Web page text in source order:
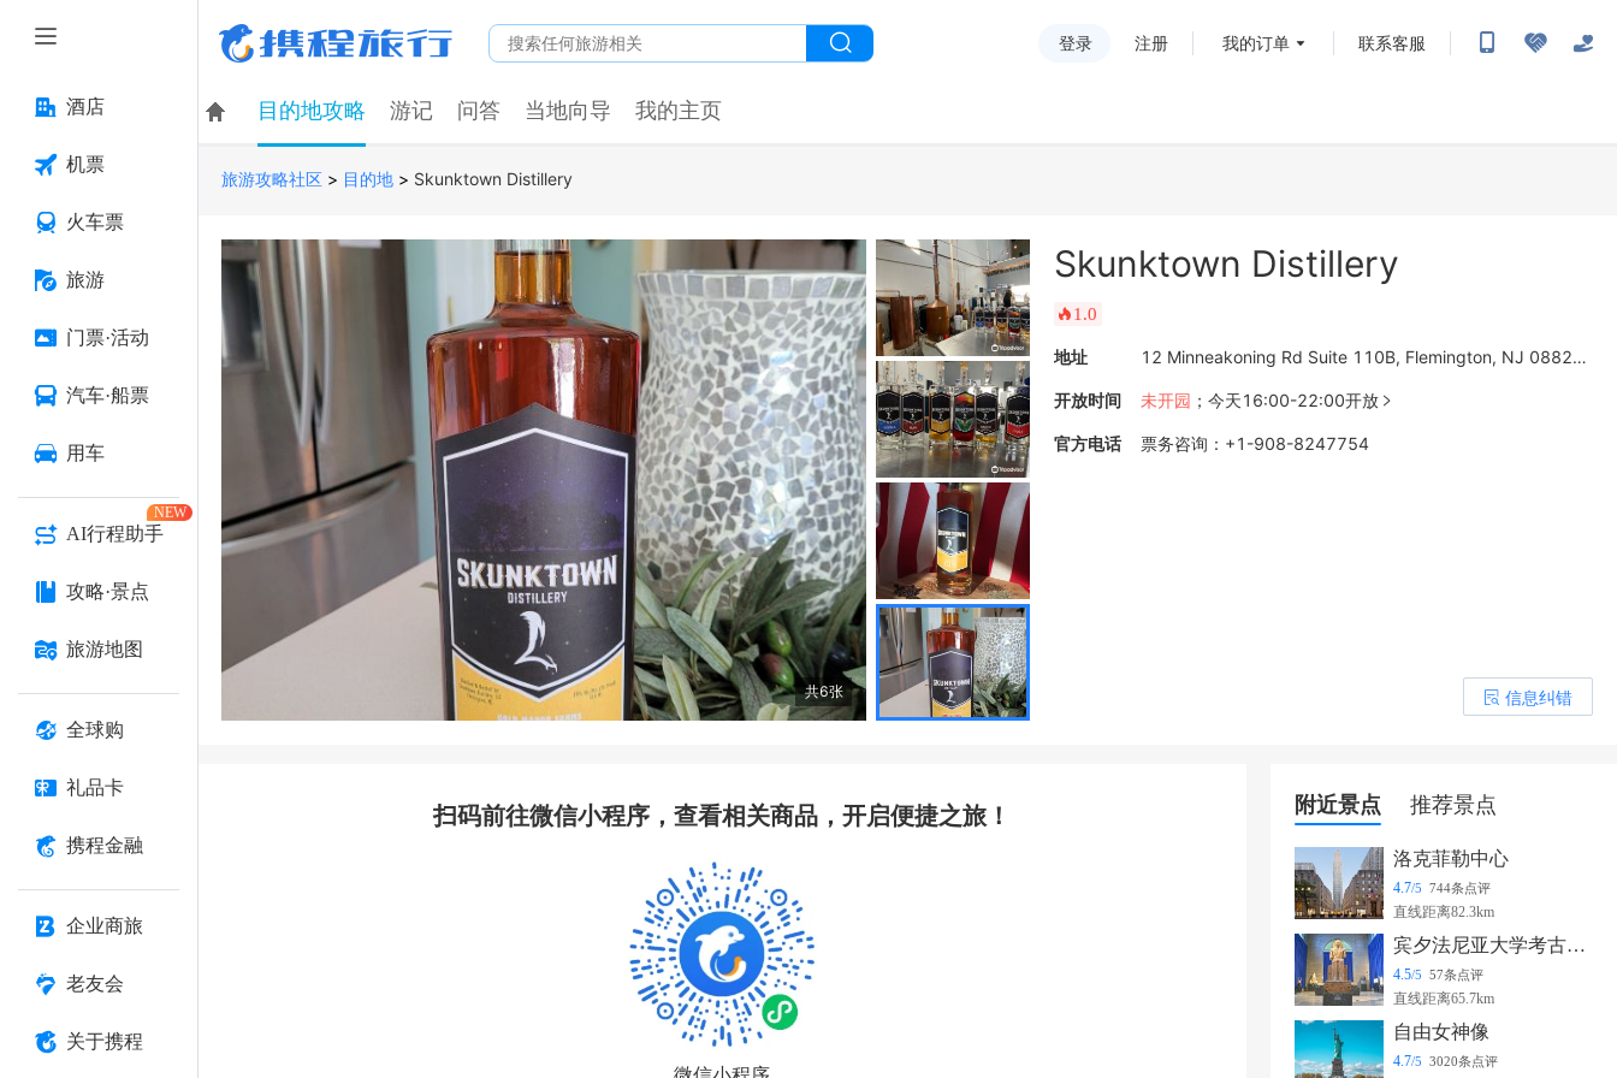
酒店
机票
火车票
旅游
门票·活动
汽车·船票
用车
AI行程助手
NEW
攻略·景点
旅游地图
全球购
礼品卡
携程金融
企业商旅
老友会
关于携程
登录 注册 我的订单 联系客服
目的地攻略 游记 问答 当地向导 我的主页
旅游攻略社区 > 目的地 > Skunktown Distillery
共6张
Skunktown Distillery
󰺂 1.0
地址 12 Minneakoning Rd Suite 110B, Flemington, NJ 08822-5810
开放时间 未开园 ； 今天16:00-22:00开放 
官方电话 票务咨询 ： +1-908-8247754
󰎒 信息纠错
扫码前往微信小程序，查看相关商品，开启便捷之旅！ 附近景点 推荐景点
洛克菲勒中心
4.7/5 744条点评
直线距离82.3km
宾夕法尼亚大学考古学及人类学博物馆
4.5/5 57条点评
直线距离65.7km
自由女神像
4.7/5 3020条点评